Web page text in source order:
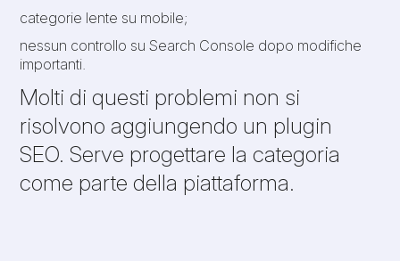
categorie lente su mobile;
nessun controllo su Search Console dopo modifiche
importanti.
Molti di questi problemi non si
risolvono aggiungendo un plugin
SEO. Serve progettare la categoria
come parte della piattaforma.